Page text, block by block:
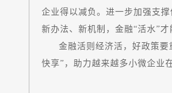
企业得以减负。进一步加强支
新办法、新机制，金融“活水
金融活则经济活，好政策
快享”，助力越来越多小微企